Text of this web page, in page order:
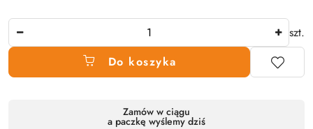
szt.
Do koszyka
Zamów w ciągu
a paczkę wyślemy dziś